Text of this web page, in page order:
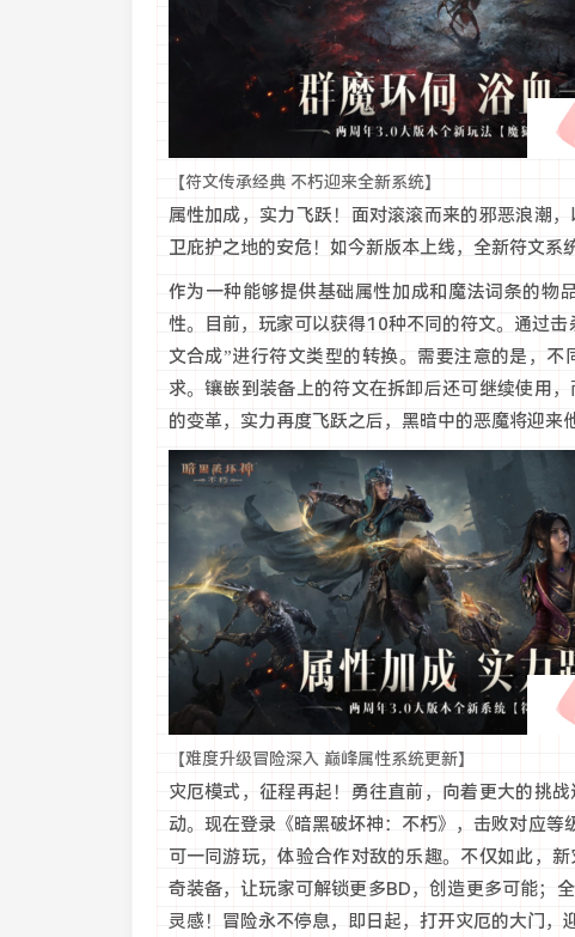
【符文传承经典 不朽迎来全新系统】
属性加成，实力飞跃！面对滚滚而来的邪恶浪潮
卫庇护之地的安危！如今新版本上线，全新符文系
作为一种能够提供基础属性加成和魔法词条的物
性。目前，玩家可以获得10种不同的符文。通过
文合成”进行符文类型的转换。需要注意的是，
求。镶嵌到装备上的符文在拆卸后还可继续使用
的变革，实力再度飞跃之后，黑暗中的恶魔将迎来
【难度升级冒险深入 巅峰属性系统更新】
灾厄模式，征程再起！勇往直前，向着更大的挑
动。现在登录《暗黑破坏神：不朽》，击败对应
可一同游玩，体验合作对敌的乐趣。不仅如此，
奇装备，让玩家可解锁更多BD，创造更多可能；
灵感！冒险永不停息，即日起，打开灾厄的大门，